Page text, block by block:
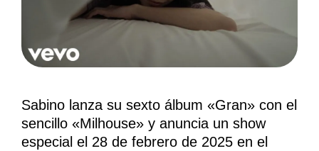
Sabino lanza su sexto álbum «Gran» con el
sencillo «Milhouse» y anuncia un show
especial el 28 de febrero de 2025 en el